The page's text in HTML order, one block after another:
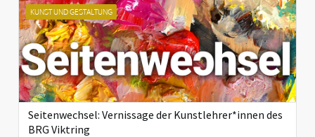
KUNST UND GESTALTUNG
Seitenwechsel: Vernissage der Kunstlehrer*innen des
BRG Viktring